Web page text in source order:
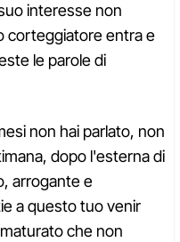
interesse non
corteggiatore entra e
le parole di
non hai parlato, non
dopo l'esterna di
arrogante e
a questo tuo venir
che non